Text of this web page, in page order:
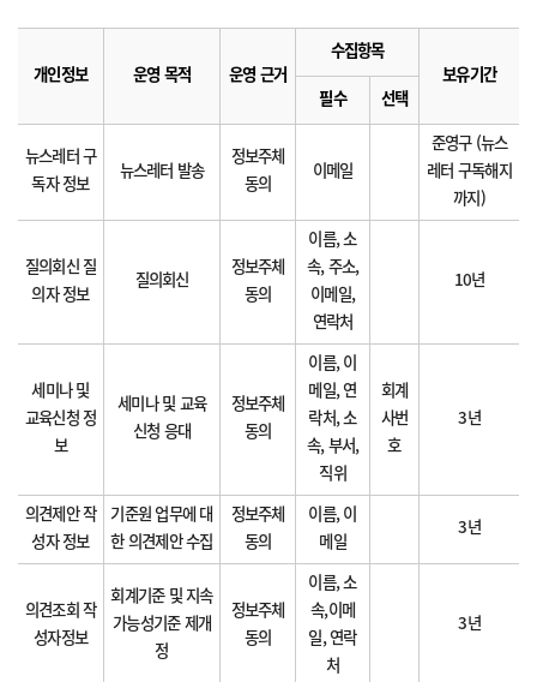
개인정보 운영 목적 운영 근거
수집항목
보유기간
필수
선택
뉴스레터 구
독자 정보
뉴스레터 발송
정보주체
동의
이메일
준영구 (뉴스
레터 구독해지
까지)
질의회신 질
의자 정보
질의회신
정보주체
동의
이름, 소
속, 주소,
이메일,
연락처
10년
세미나 및
교육신청 정
보
세미나 및 교육
신청 응대
정보주체
동의
이름, 이
메일, 연
락처, 소
속, 부서,
직위
회계
사번
호
3년
의견제안 작
성자 정보
기준원 업무에 대
한 의견제안 수집
정보주체
동의
이름, 이
메일
3년
의견조회 작
성자정보
회계기준 및 지속
가능성기준 제개
정
정보주체
동의
이름, 소
속,이메
일, 연락
처
3년